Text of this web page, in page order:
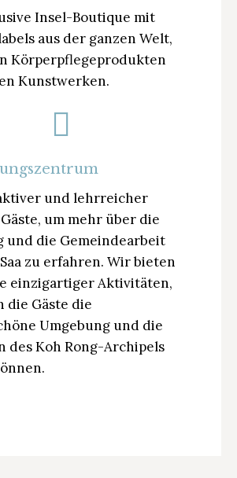
Insel-Boutique mit
aus der ganzen Welt,
Körperpflegeprodukten
Kunstwerken.
und lehrreicher
um mehr über die
und die Gemeindearbeit
zu erfahren. Wir bieten
einzigartiger Aktivitäten,
die Gäste die
Umgebung und die
des Koh Rong-Archipels